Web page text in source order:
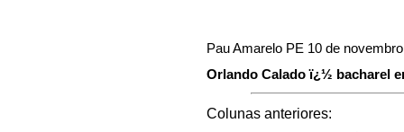
Pau Amarelo PE 10 de
Orlando Calado ï¿½ bacharel
Colunas anteriores: